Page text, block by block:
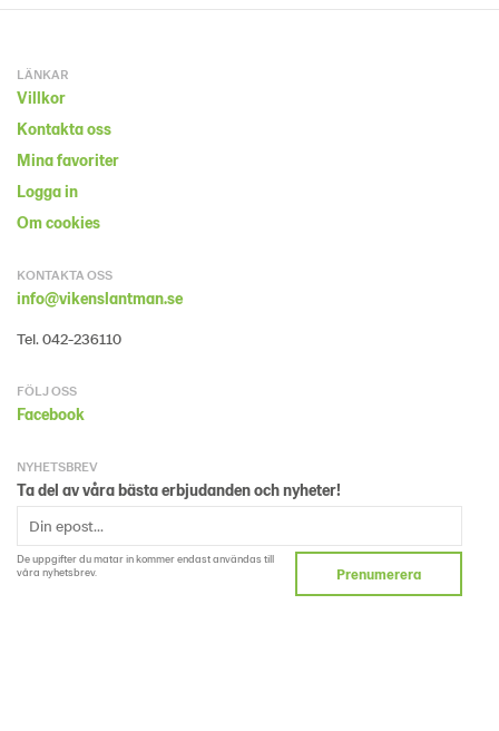
LÄNKAR
Villkor
Kontakta oss
Mina favoriter
Logga in
Om cookies
KONTAKTA OSS
info@vikenslantman.se
Tel. 042-236110
FÖLJ OSS
Facebook
NYHETSBREV
Ta del av våra bästa erbjudanden och nyheter!
De uppgifter du matar in kommer endast användas till
våra nyhetsbrev.
Prenumerera